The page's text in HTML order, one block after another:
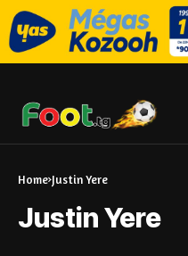
Home Justin Yere
Justin Yere